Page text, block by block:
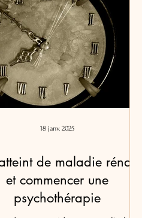
du langage
de maladie rénale
et commencer une
psychothérapie
18 janv. 2025